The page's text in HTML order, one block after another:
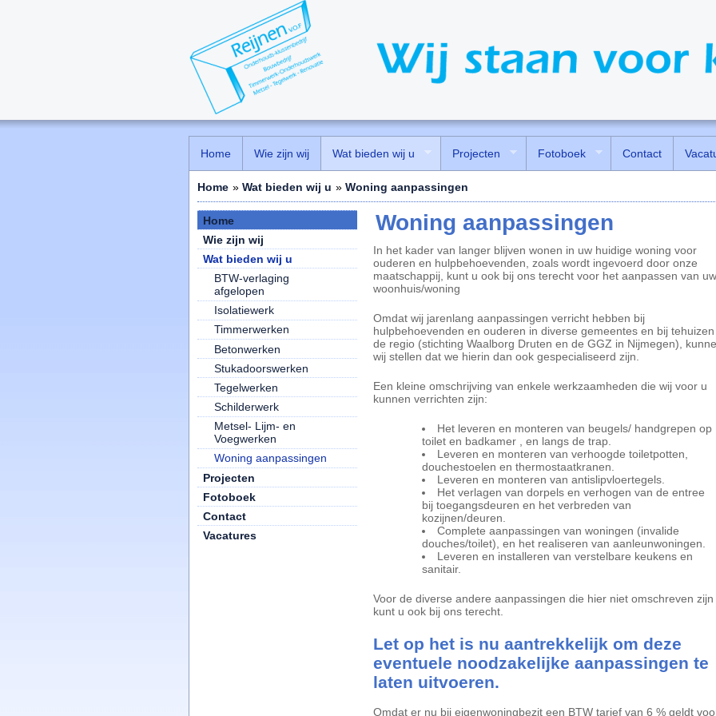
Home » Wat bieden wij u » Woning aanpassingen
Home
Wie zijn wij
Wat bieden wij u
BTW-verlaging
afgelopen
Isolatiewerk
Timmerwerken
Betonwerken
Stukadoorswerken
Tegelwerken
Schilderwerk
Metsel- Lijm- en
Voegwerken
Woning aanpassingen
Projecten
Fotoboek
Contact
Vacatures
Woning aanpassingen
In het kader van langer blijven wonen in uw huidige woning voor
ouderen en hulpbehoevenden, zoals wordt ingevoerd door onze
maatschappij, kunt u ook bij ons terecht voor het aanpassen van uw
woonhuis/woning
Omdat wij jarenlang aanpassingen verricht hebben bij
hulpbehoevenden en ouderen in diverse gemeentes en bij
de regio (stichting Waalborg Druten en de GGZ in Nijmegen),
wij stellen dat we hierin dan ook gespecialiseerd zijn.
Een kleine omschrijving van enkele werkzaamheden die wij voor u
kunnen verrichten zijn:
Het leveren en monteren van beugels/ handgrepen op
toilet en badkamer , en langs de trap.
Leveren en monteren van verhoogde toiletpotten,
douchestoelen en thermostaatkranen.
Leveren en monteren van antislipvloertegels.
Het verlagen van dorpels en verhogen van de entree
bij toegangsdeuren en het verbreden van
kozijnen/deuren.
Complete aanpassingen van woningen (invalide
douches/toilet), en het realiseren van aanleunwoningen.
Leveren en installeren van verstelbare keukens en
sanitair.
Voor de diverse andere aanpassingen die hier niet omschreven zijn
kunt u ook bij ons terecht.
Let op het is nu aantrekkelijk om deze
eventuele noodzakelijke aanpassingen te
laten uitvoeren.
Omdat er nu bij eigenwoningbezit een BTW tarief van 6 % geldt
Home Wie zijn wij Wat bieden wij u Projecten Fotoboek Contact